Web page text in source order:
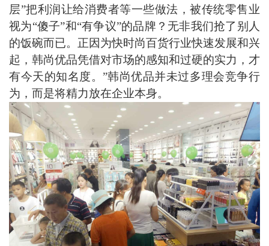
层”把利润让给消费者等一些做法，被传统零售业
视为“傻子”和“有争议”的品牌？ 无非我们抢了别人
的饭碗而已。正因为快时尚百货行业快速发展和兴
起 ， 韩尚优品凭借对市场的感知和过硬的实力， 才
有今天的知名度。 ”韩尚优品并未过多理会竞争行
为，而是将精力放在企业本身。